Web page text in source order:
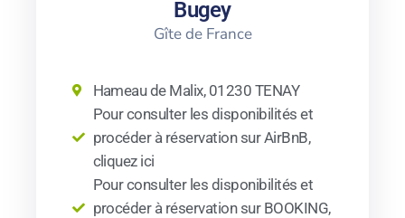
Bugey
Gîte de France
Hameau de Malix, 01230 TENAY
Pour consulter les disponibilités et
procéder à réservation sur AirBnB,
cliquez ici
Pour consulter les disponibilités et
procéder à réservation sur BOOKING,